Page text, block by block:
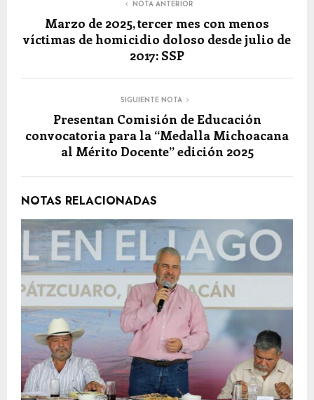
NOTA ANTERIOR
Marzo de 2025, tercer mes con menos
víctimas de homicidio doloso desde julio de
2017: SSP
SIGUIENTE NOTA
Presentan Comisión de Educación
convocatoria para la “Medalla Michoacana
al Mérito Docente” edición 2025
NOTAS RELACIONADAS